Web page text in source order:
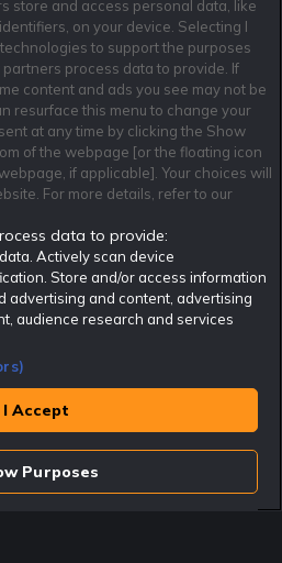
betting-community. 2017 nominerades
spelinformations-sajter på spelbranschens egen
till något specifikt spelbolag. Här hittar du
från de största och mest seriösa
om skador och avstängningar samt vårt
att
kontakta oss
spel är 18+ Har ditt spelande blivit ett
81 91 00. Odds kan ändras. Alla odds var
Spel utan konto innebär att man
Spelande
policy
Cookie Policy
Användarvilkor
Integritetspolicy
Rekatochklart shop
store and access personal data, like
on your device. Selecting I
to support the purposes
process data to provide. If
content and ads you see may not be
resurface this menu to change your
at any time by clicking the Show
of the webpage [or the floating icon
if applicable]. Your choices will
For more details, refer to our
data to provide:
Actively scan device
Store and/or access information
advertising and content, advertising
audience research and services
I Accept
Purposes